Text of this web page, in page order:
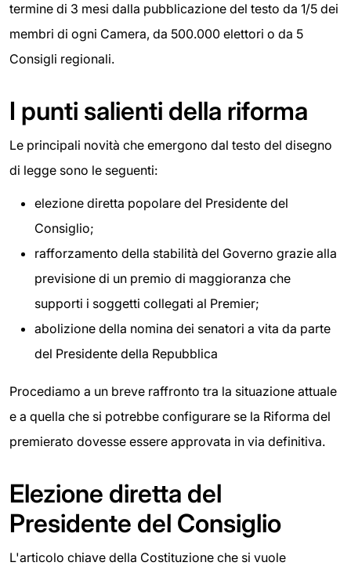
termine di 3 mesi dalla pubblicazione del testo da 1/5 dei
membri di ogni Camera, da 500.000 elettori o da 5
Consigli regionali.
I punti salienti della riforma
Le principali novità che emergono dal testo del disegno
di legge sono le seguenti:
elezione diretta popolare del Presidente del
Consiglio;
rafforzamento della stabilità del Governo grazie alla
previsione di un premio di maggioranza che
supporti i soggetti collegati al Premier;
abolizione della nomina dei senatori a vita da parte
del Presidente della Repubblica
Procediamo a un breve raffronto tra la situazione attuale
e a quella che si potrebbe configurare se la Riforma del
premierato dovesse essere approvata in via definitiva.
Elezione diretta del
Presidente del Consiglio
L'articolo chiave della Costituzione che si vuole